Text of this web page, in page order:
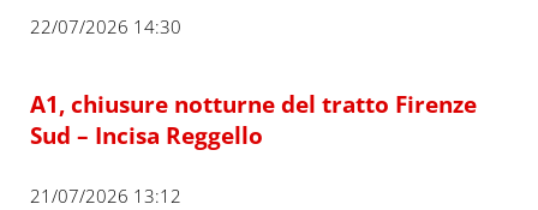
22/07/2026 14:30
A1, chiusure notturne del tratto Firenze
Sud – Incisa Reggello
21/07/2026 13:12